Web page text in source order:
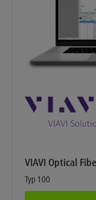
VIAVI Optical
Typ 100